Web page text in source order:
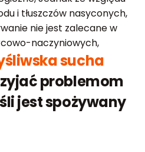
i tłuszczów nasyconych,
nie jest zalecane w
naczyniowych,
sucha
problemom
jest spożywany